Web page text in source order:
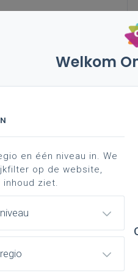
25 november-2
commentaar
2020-
– Begroting,
Welkom
en één niveau in. We
op de website,
ziet.